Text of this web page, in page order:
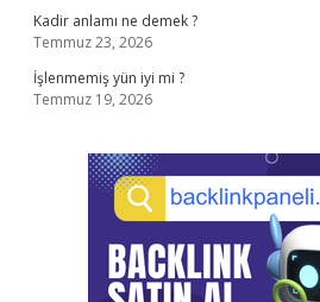
Kadir anlamı ne demek ?
Temmuz 23, 2026
İşlenmemiş yün iyi mi ?
Temmuz 19, 2026